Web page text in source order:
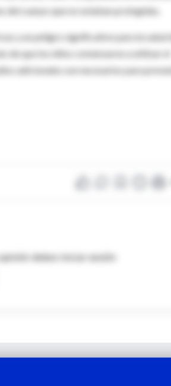
del cuerpo que no estaban protegidas.
y un peligro significativo para la salud
de que los niños comenzaron a utilizar el
adicionales son necesarios para
debes iniciar sesión